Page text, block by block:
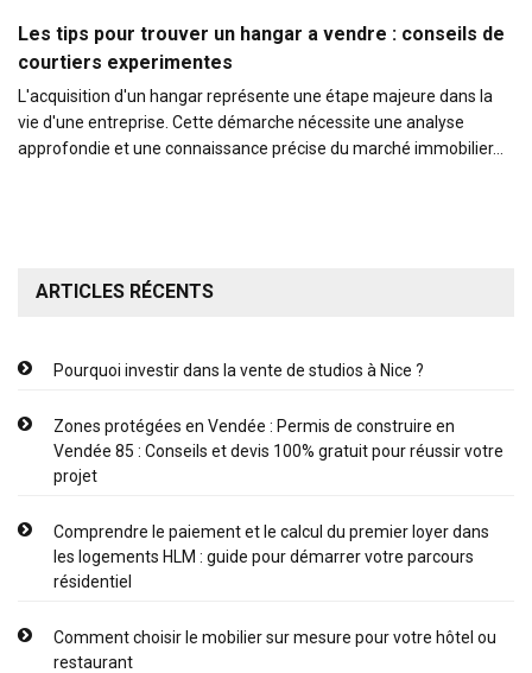
Les tips pour trouver un hangar a vendre : conseils de
courtiers experimentes
L'acquisition d'un hangar représente une étape majeure dans la
vie d'une entreprise. Cette démarche nécessite une analyse
approfondie et une connaissance précise du marché immobilier…
ARTICLES RÉCENTS
Pourquoi investir dans la vente de studios à Nice ?
Zones protégées en Vendée : Permis de construire en
Vendée 85 : Conseils et devis 100% gratuit pour réussir votre
projet
Comprendre le paiement et le calcul du premier loyer dans
les logements HLM : guide pour démarrer votre parcours
résidentiel
Comment choisir le mobilier sur mesure pour votre hôtel ou
restaurant